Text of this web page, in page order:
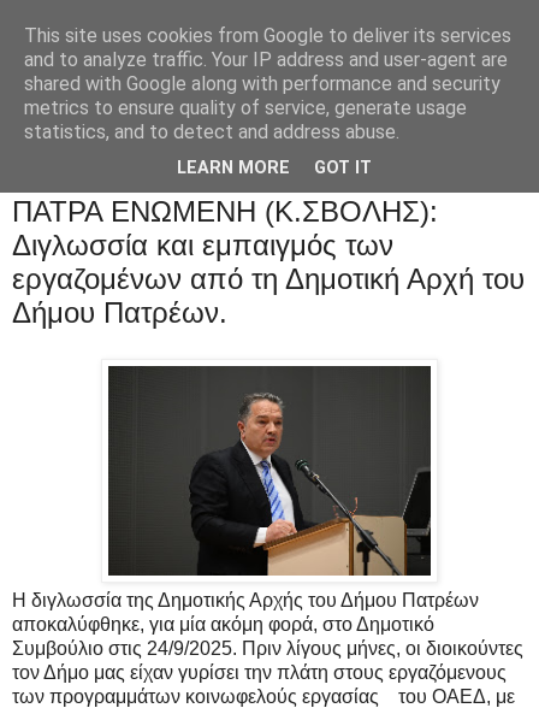
ΠΑΤΡΑ ΕΝΩΜΕΝΗ (Κ.ΣΒΟΛΗΣ):
Διγλωσσία και εμπαιγμός των
εργαζομένων από τη Δημοτική Αρχή του
Δήμου Πατρέων.
Η διγλωσσία της Δημοτικής Αρχής του Δήμου Πατρέων
αποκαλύφθηκε, για μία ακόμη φορά, στο Δημοτικό
Συμβούλιο στις 24/9/2025. Πριν λίγους μήνες, οι διοικούντες
τον Δήμο μας είχαν γυρίσει την πλάτη στους εργαζόμενους
των προγραμμάτων κοινωφελούς εργασίας
του ΟΑΕΔ, με
This site uses cookies from Google to deliver its services
and to analyze traffic. Your IP address and user-agent are
shared with Google along with performance and security
metrics to ensure quality of service, generate usage
statistics, and to detect and address abuse.
LEARN MORE GOT IT